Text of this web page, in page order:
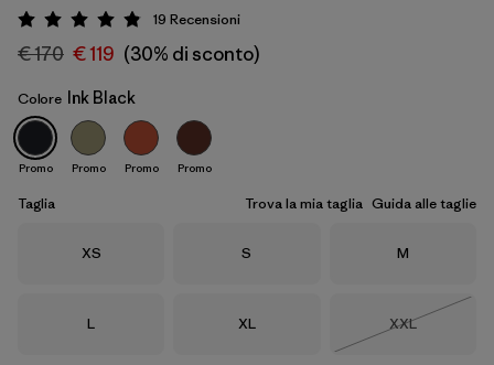
Ink Black
Valutazione: 4.9 / 5
19 Recensioni
€ 170 € 119 (30% di sconto)
Colore Ink Black
Promo Promo Promo Promo
Taglia Trova la mia taglia Guida alle taglie
Taglia
XS Taglia
S Taglia
M
Taglia
L Taglia
XL Taglia
XXL